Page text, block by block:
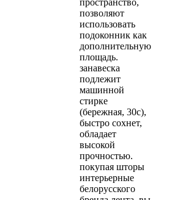
позволяют
использовать
подоконник как
дополнительную
площадь.
занавеска
подлежит
машинной
стирке
(бережная, 30с),
быстро сохнет,
обладает
высокой
прочностью.
покупая шторы
интерьерные
белорусского